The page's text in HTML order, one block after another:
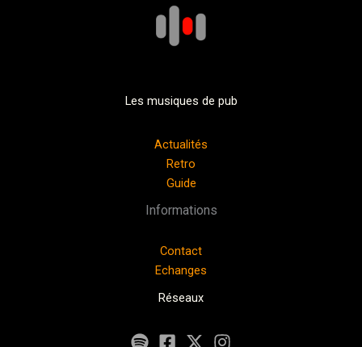
Les musiques de pub
Actualités
Retro
Guide
Informations
Contact
Echanges
Réseaux